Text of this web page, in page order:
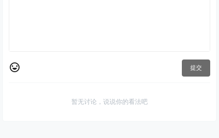
提交
暂无讨论，说说你的看法吧